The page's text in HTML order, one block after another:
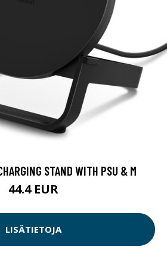
STAND WITH PSU & M
44.4 EUR
LISÄTIETOJA